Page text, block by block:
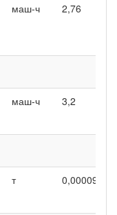
маш-ч 2,76
маш-ч 3,2
т 0,00009